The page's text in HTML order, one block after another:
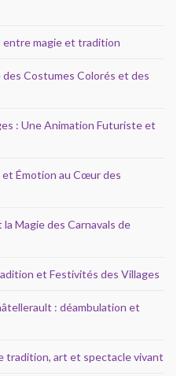
entre magie et tradition
des Costumes Colorés et des
: Une Animation Futuriste et
Émotion au Cœur des
la Magie des Carnavals de
et Festivités des Villages
: déambulation et
tradition, art et spectacle vivant